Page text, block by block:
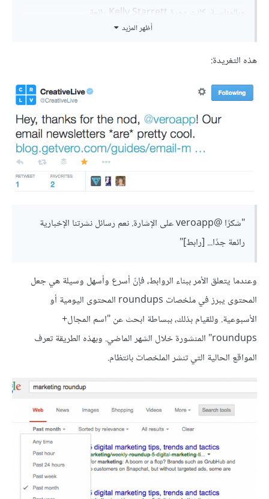
وبالمناسبة، كانت دورة Kelly Starrett رائعة.
الإلكتروني؟
شكرا لك"
أظهر المزيد
هذه التغريدة:
"شكرًا @veroapp على الإشارة. نعم رسائل نشرتنا الإخبارية
رائعة جدًا... [رابط]"
وعندما يتعلق الأمر ببناء الروابط، فإنّ أسرع وأسهل وسيلة هي جعل
المحتوى يبرز في ملخصات roundups المحتوى اليومية أو
الأسبوعية. وللقيام بذلك، ببساطة ابحث عن "اسم المجال+
roundups" المنشورة خلال الشهر الماضي. وبهذه الطريقة تعرف
المواقع الحالية التي تنشر الملخصات بانتظام.